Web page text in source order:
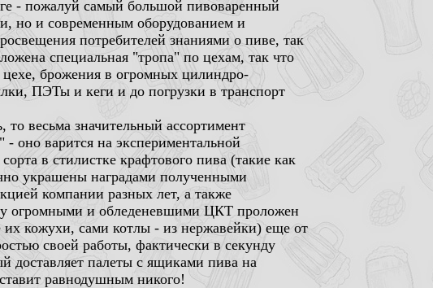
- пожалуй самый большой пивоваренный
но и современным оборудованием и
потребителей знаниями о пиве, так
специальная "тропа" по цехам, так что
цехе, брожения в огромных цилиндро-
ПЭТы и кеги и до погрузки в транспорт
то весьма значительный ассортимент
оно варится на экспериментальной
в стилистке крафтового пива (такие как
украшены наградами полученными
компании разных лет, а также
огромными и обледеневшими ЦКТ проложен
их кожухи, сами котлы - из нержавейки) еще от
своей работы, фактически в секунду
доставляет палеты с ящиками пива на
равнодушным никого!